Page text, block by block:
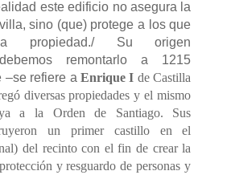
este edificio no asegura la
sino (que) protege a los que
propiedad./ Su origen
remontarlo a 1215
–se refiere a Enrique I de Castilla
diversas propiedades y el mismo
a la Orden de Santiago. Sus
un primer castillo en el
del recinto con el fin de crear la
y resguardo de personas y